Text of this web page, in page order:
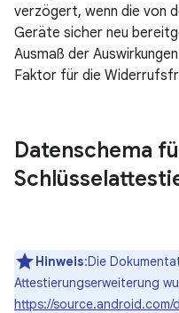
verzögert, wenn die von
Geräte sicher neu
Ausmaß der
Faktor für die
Datenschema
Hinweis:Die
Attestierungserweiterung
https://